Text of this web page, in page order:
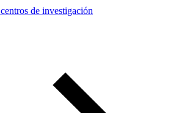
de investigación